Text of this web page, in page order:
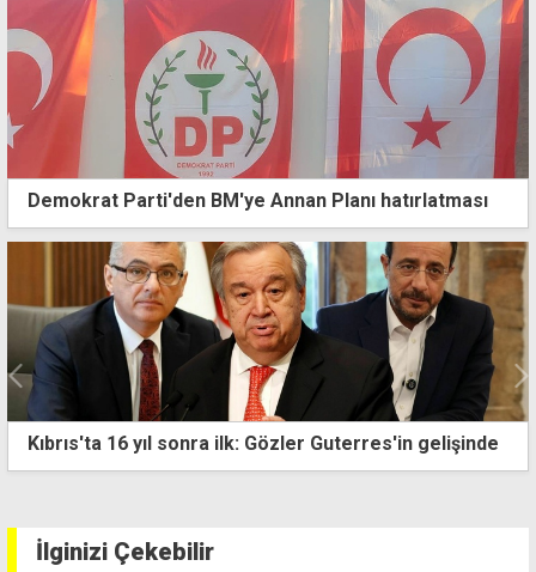
Demokrat Parti'den BM'ye Annan Planı hatırlatması
Güzelyurt'ta korkunç iş kazası: Tamir ettiği el çapası
bıçaklarına kapılarak can verdi
İlginizi Çekebilir